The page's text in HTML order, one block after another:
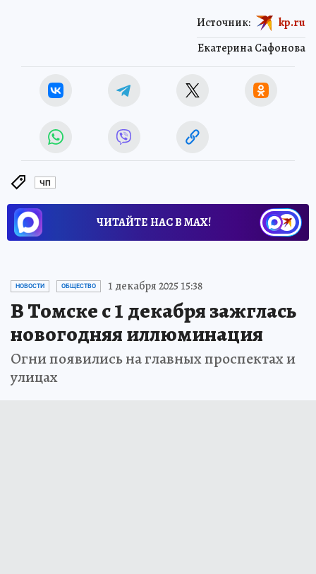
Екатерина Сафонова
Источник: kp.ru
ЧП
ЧИТАЙТЕ НАС В МАХ!
НОВОСТИ ОБЩЕСТВО 1 декабря 2025 15:38
В Томске с 1 декабря зажглась
новогодняя иллюминация
Огни появились на главных проспектах и
улицах